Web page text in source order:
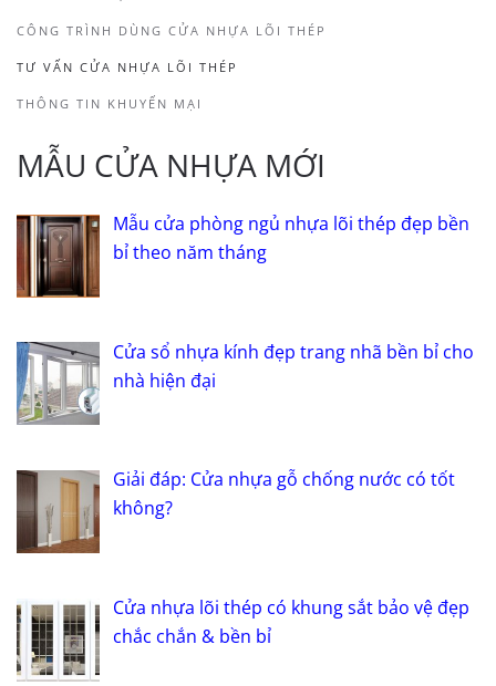
CÔNG TRÌNH DÙNG CỬA NHỰA LÕI THÉP
TƯ VẤN CỬA NHỰA LÕI THÉP
THÔNG TIN KHUYẾN MẠI
MẪU CỬA NHỰA MỚI
Mẫu cửa phòng ngủ nhựa lõi thép đẹp bền
bỉ theo năm tháng
Cửa sổ nhựa kính đẹp trang nhã bền bỉ cho
nhà hiện đại
Giải đáp: Cửa nhựa gỗ chống nước có tốt
không?
Cửa nhựa lõi thép có khung sắt bảo vệ đẹp
chắc chắn & bền bỉ